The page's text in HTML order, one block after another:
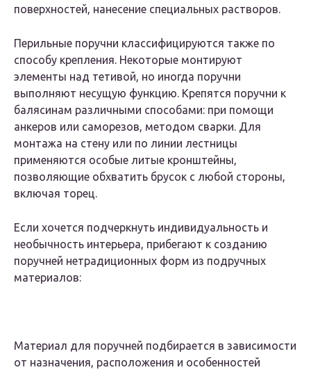
поверхностей, нанесение специальных растворов.
Перильные поручни классифицируются также по
способу крепления. Некоторые монтируют
элементы над тетивой, но иногда поручни
выполняют несущую функцию. Крепятся поручни к
балясинам различными способами: при помощи
анкеров или саморезов, методом сварки. Для
монтажа на стену или по линии лестницы
применяются особые литые кронштейны,
позволяющие обхватить брусок с любой стороны,
включая торец.
Если хочется подчеркнуть индивидуальность и
необычность интерьера, прибегают к созданию
поручней нетрадиционных форм из подручных
материалов:
Материал для поручней подбирается в зависимости
от назначения, расположения и особенностей